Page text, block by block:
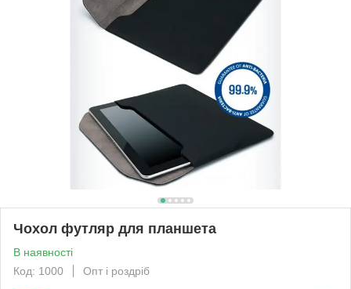
Чохол футляр для планшета
В наявності
Код: 1000
Опт і роздріб